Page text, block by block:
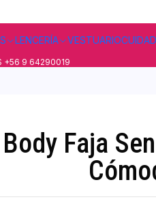
LENCERÍA VESTUARIO
+56 9 64290019
Body Faja